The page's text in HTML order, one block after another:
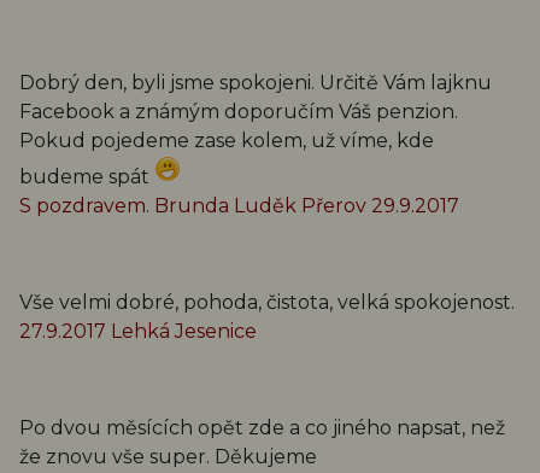
Dobrý den, byli jsme spokojeni. Určitě Vám lajknu
Facebook a známým doporučím Váš penzion.
Pokud pojedeme zase kolem, už víme, kde
budeme spát
S pozdravem. Brunda Luděk Přerov 29.9.2017
Vše velmi dobré, pohoda, čistota, velká spokojenost.
27.9.2017 Lehká Jesenice
Po dvou měsících opět zde a co jiného napsat, než
že znovu vše super. Děkujeme